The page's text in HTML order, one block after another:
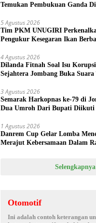
Temukan Pembukuan Ganda
5 Agustus 2026
Tim PKM UNUGIRI
Pengukur Kesegaran Ikan
4 Agustus 2026
Dilanda Fitnah Soal Isu
Sejahtera Jombang Buka
3 Agustus 2026
Semarak Harkopnas ke-79 di
Dua Umroh Dari Bupati Diikuti
1 Agustus 2026
Danrem Cup Gelar Lomba
Merajut Kebersamaan Dalam
Selengkapnya
Otomotif
Ini adalah contoh keterangan